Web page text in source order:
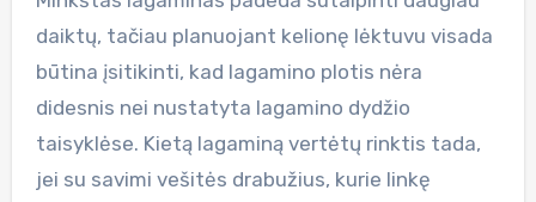
daiktų, tačiau planuojant kelionę lėktuvu visada
būtina įsitikinti, kad lagamino plotis nėra
didesnis nei nustatyta lagamino dydžio
taisyklėse. Kietą lagaminą vertėtų rinktis tada,
jei su savimi vešitės drabužius, kurie linkę